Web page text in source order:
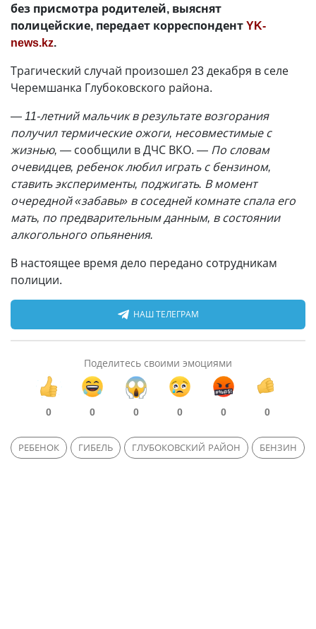
без присмотра родителей, выяснят
полицейские, передает корреспондентYK-
news.kz.
Трагический случай произошел 23 декабря в селе
Черемшанка Глубоковского района.
—11-летний мальчик в результате возгорания
получил термические ожоги, несовместимые с
жизнью, — сообщили в ДЧС ВКО. — По словам
очевидцев, ребенок любил играть с бензином,
ставить эксперименты, поджигать. В момент
очередной «забавы» в соседней комнате спала его
мать, по предварительным данным, в состоянии
алкогольного опьянения.
В настоящее время дело передано сотрудникам
полиции.
НАШ ТЕЛЕГРАМ
Поделитесь своими эмоциями
0 0 0 0 0 0
РЕБЕНОК ГИБЕЛЬ ГЛУБОКОВСКИЙ РАЙОН БЕНЗИН